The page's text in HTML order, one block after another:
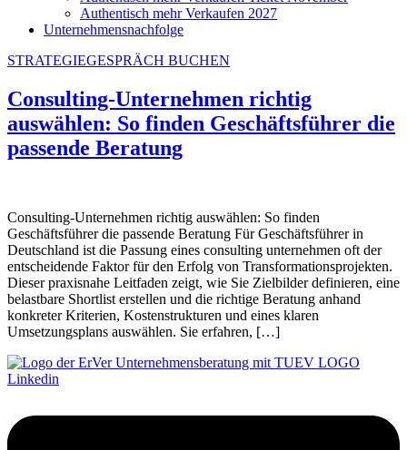
Authentisch mehr Verkaufen 2027
Unternehmensnachfolge
STRATEGIEGESPRÄCH BUCHEN
Consulting-Unternehmen richtig
auswählen: So finden Geschäftsführer die
passende Beratung
Consulting-Unternehmen richtig auswählen: So finden
Geschäftsführer die passende Beratung Für Geschäftsführer in
Deutschland ist die Passung eines consulting unternehmen oft der
entscheidende Faktor für den Erfolg von Transformationsprojekten.
Dieser praxisnahe Leitfaden zeigt, wie Sie Zielbilder definieren, eine
belastbare Shortlist erstellen und die richtige Beratung anhand
konkreter Kriterien, Kostenstrukturen und eines klaren
Umsetzungsplans auswählen. Sie erfahren, […]
Linkedin